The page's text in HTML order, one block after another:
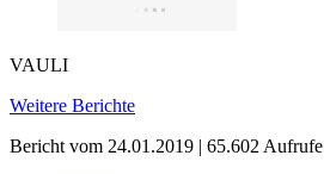
VAULI
Weitere Berichte
Bericht vom 24.01.2019 | 65.602 Aufrufe